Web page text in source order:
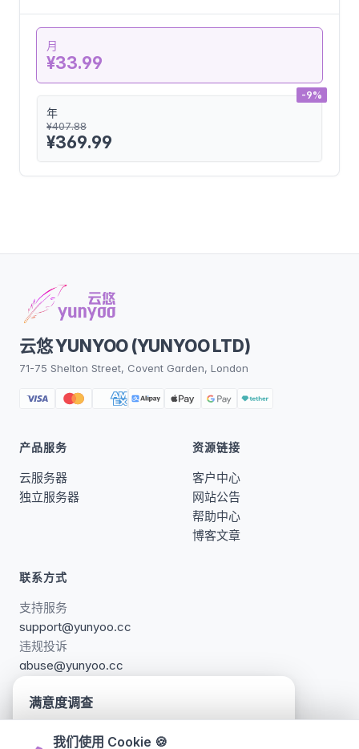
月
¥33.99
年
¥407.88
¥369.99
-9%
云悠 YUNYOO (YUNYOO LTD)
71-75 Shelton Street, Covent Garden, London
产品服务
云服务器
独立服务器
资源链接
客户中心
网站公告
帮助中心
博客文章
联系方式
支持服务
support@yunyoo.cc
违规投诉
abuse@yunyoo.cc
更多联系方式 →
我们使用 Cookie 🍪
满意度调查